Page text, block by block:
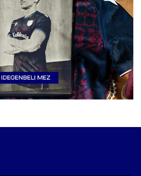
2:0 (1:0)